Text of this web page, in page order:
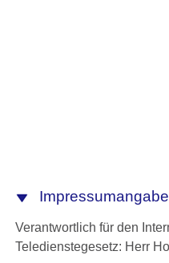
Verantwortlich für den
Teledienstegesetz: Herr